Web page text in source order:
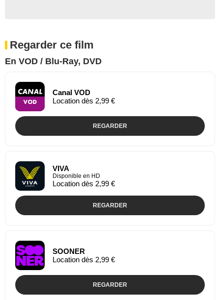
Regarder ce film
En VOD / Blu-Ray, DVD
Canal VOD
Location dès 2,99 €
REGARDER
VIVA
Disponible en HD
Location dès 2,99 €
REGARDER
SOONER
Location dès 2,99 €
REGARDER